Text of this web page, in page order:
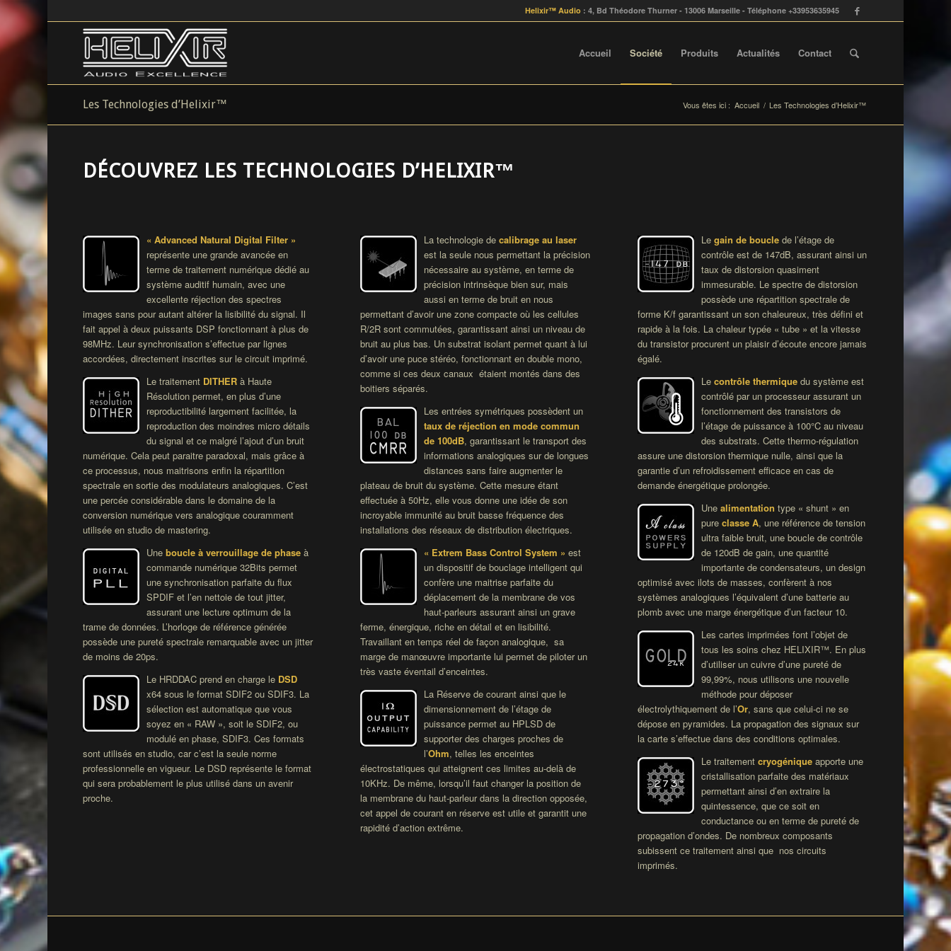
Helixir™ Audio: 4, Bd Théodore Thurner - 13006 Marseille - Téléphone +33953635945
Accueil Société Produits Actualités Contact
Les Technologies d’Helixir™ Vous êtes ici : Accueil / Les Technologies d’Helixir™
DÉCOUVREZ LES TECHNOLOGIES D’HELIXIR™
« Advanced Natural Digital Filter »
représente une grande avancée en
terme de traitement numérique dédié au
système auditif humain, avec une
excellente réjection des spectres
images sans pour autant altérer la lisibilité du signal. Il
fait appel à deux puissants DSP fonctionnant à plus de
98MHz. Leur synchronisation s’effectue par lignes
accordées, directement inscrites sur le circuit imprimé.
Le traitement DITHER à Haute
Résolution permet, en plus d’une
reproductibilité largement facilitée, la
reproduction des moindres micro détails
du signal et ce malgré l’ajout d’un bruit
numérique. Cela peut paraitre paradoxal, mais grâce à
ce processus, nous maitrisons enfin la répartition
spectrale en sortie des modulateurs analogiques. C’est
une percée considérable dans le domaine de la
conversion numérique vers analogique couramment
utilisée en studio de mastering.
Une boucle à verrouillage de phase à
commande numérique 32Bits permet
une synchronisation parfaite du flux
SPDIF et l’en nettoie de tout jitter,
assurant une lecture optimum de la
trame de données. L’horloge de référence générée
possède une pureté spectrale remarquable avec un jitter
de moins de 20ps.
Le HRDDAC prend en charge le DSD
x64 sous le format SDIF2 ou SDIF3. La
sélection est automatique que vous
soyez en « RAW », soit le SDIF2, ou
modulé en phase, SDIF3. Ces formats
sont utilisés en studio, car c’est la seule norme
professionnelle en vigueur. Le DSD représente le format
qui sera probablement le plus utilisé dans un avenir
proche.
La technologie decalibrage au laser
est la seule nous permettant la précision
nécessaire au système, en terme de
précision intrinsèque bien sur, mais
aussi en terme de bruit en nous
permettant d’avoir une zone compacte où les cellules
R/2R sont commutées, garantissant ainsi un niveau de
bruit au plus bas. Un substrat isolant permet quant à lui
d’avoir une puce stéréo, fonctionnant en double mono,
comme si ces deux canaux étaient montés dans des
boitiers séparés.
Les entrées symétriques possèdent un
taux de réjection en mode commun
de 100dB, garantissant le transport des
informations analogiques sur de longues
distances sans faire augmenter le
plateau de bruit du système. Cette mesure étant
effectuée à 50Hz, elle vous donne une idée de son
incroyable immunité au bruit basse fréquence des
installations des réseaux de distribution électriques.
« Extrem Bass Control System » est
un dispositif de bouclage intelligent qui
confère une maitrise parfaite du
déplacement de la membrane de vos
haut-parleurs assurant ainsi un grave
ferme, énergique, riche en détail et en lisibilité.
Travaillant en temps réel de façon analogique, sa
marge de manœuvre importante lui permet de piloter un
très vaste éventail d’enceintes.
La Réserve de courant ainsi que le
dimensionnement de l’étage de
puissance permet au HPLSD de
supporter des charges proches de
l’Ohm, telles les enceintes
électrostatiques qui atteignent ces limites au-delà de
10KHz. De même, lorsqu’il faut changer la position de
la membrane du haut-parleur dans la direction opposée,
cet appel de courant en réserve est utile et garantit une
rapidité d’action extrême.
Legain de boucle de l’étage de
contrôle est de 147dB, assurant ainsi un
taux de distorsion quasiment
immesurable. Le spectre de distorsion
possède une répartition spectrale de
forme K/f garantissant un son chaleureux, très défini et
rapide à la fois. La chaleur typée « tube » et la vitesse
du transistor procurent un plaisir d’écoute encore jamais
égalé.
Lecontrôle thermique du système est
contrôlé par un processeur assurant un
fonctionnement des transistors de
l’étage de puissance à 100°C au niveau
des substrats. Cette thermo-régulation
assure une distorsion thermique nulle, ainsi que la
garantie d’un refroidissement efficace en cas de
demande énergétique prolongée.
Unealimentation type « shunt » en
pureclasse A, une référence de tension
ultra faible bruit, une boucle de contrôle
de 120dB de gain, une quantité
importante de condensateurs, un design
optimisé avec ilots de masses, confèrent à nos
systèmes analogiques l’équivalent d’une batterie au
plomb avec une marge énergétique d’un facteur 10.
Les cartes imprimées font l’objet de
tous les soins chez HELIXIR™. En plus
d’utiliser un cuivre d’une pureté de
99,99%, nous utilisons une nouvelle
méthode pour déposer
électrolythiquement de l’Or, sans que celui-ci ne se
dépose en pyramides. La propagation des signaux sur
la carte s’effectue dans des conditions optimales.
Le traitementcryogénique apporte une
cristallisation parfaite des matériaux
permettant ainsi d’en extraire la
quintessence, que ce soit en
conductance ou en terme de pureté de
propagation d’ondes. De nombreux composants
subissent ce traitement ainsi que nos circuits
imprimés.